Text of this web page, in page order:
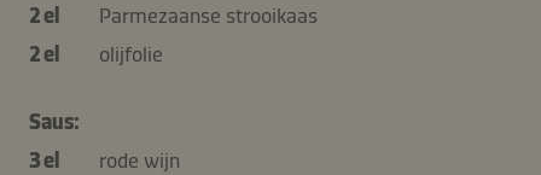
2 el
Parmezaanse strooikaas
2 el
olijfolie
Saus:
3 el
rode wijn